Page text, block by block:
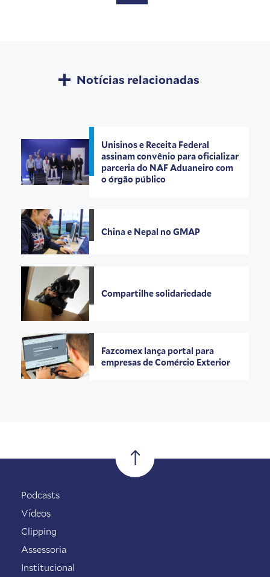
Notícias relacionadas
Unisinos e Receita Federal
assinam convênio para oficializar
parceria do NAF Aduaneiro com
o órgão público
China e Nepal no GMAP
Compartilhe solidariedade
Fazcomex lança portal para
empresas de Comércio Exterior
Podcasts
Vídeos
Clipping
Assessoria
Institucional